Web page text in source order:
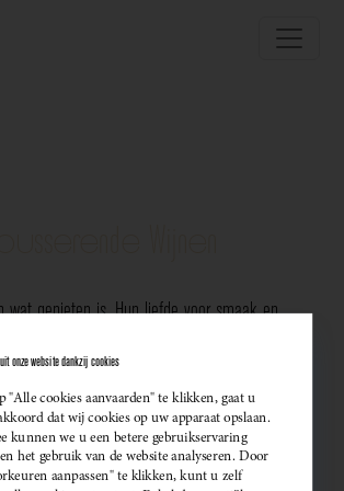
wat genieten is. Hun liefde voor smaak en
mousserende wijnen. Meer dan ooit
bewust voor lokale bubbels — ideaal als
aperitief of als verfijnde match bij een
gastronomisch diner. Santé!
onze website dankzij cookies
"Alle cookies aanvaarden" te klikken, gaat u
dat wij cookies op uw apparaat opslaan.
kunnen we u een betere gebruikservaring
het gebruik van de website analyseren. Door
aanpassen" te klikken, kunt u zelf